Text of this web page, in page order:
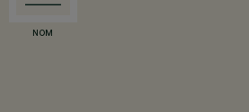
NOM